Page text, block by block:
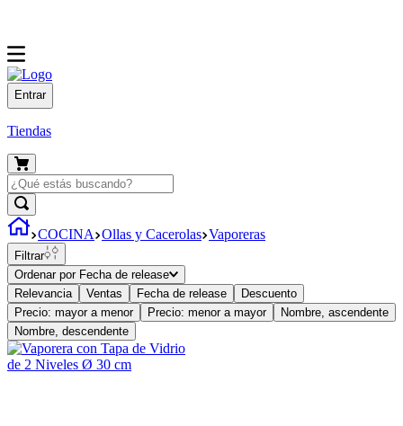
Entrar
Tiendas
COCINA Ollas y Cacerolas Vaporeras
Filtrar
Ordenar por Fecha de release
Relevancia
Ventas Fecha de release
Descuento
Precio: mayor a menor
Precio: menor a mayor
Nombre, ascendente
Nombre, descendente